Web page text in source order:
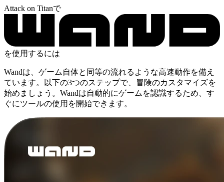
Attack on Titanで
を使用するには
Wandは、ゲーム自体と同等の流れるような高速動作を備え
ています。以下の3つのステップで、冒険のカスタマイズを
始めましょう。Wandは自動的にゲームを認識するため、す
ぐにツールの使用を開始できます。